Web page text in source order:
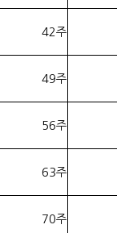
42주
49주
56주
63주
70주